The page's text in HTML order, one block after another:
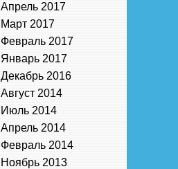
Апрель 2017
Март 2017
Февраль 2017
Январь 2017
Декабрь 2016
Август 2014
Июль 2014
Апрель 2014
Февраль 2014
Ноябрь 2013